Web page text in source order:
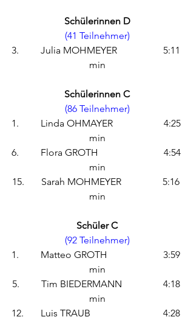
Schülerinnen D
(41 Teilnehmer)
3.         Julia MOHMEYER                   5:11
min
Schülerinnen C
(86 Teilnehmer)
1.         Linda OHMAYER                     4:25
min
6.         Flora GROTH                           4:54
min
15.       Sarah MOHMEYER                 5:16
min
Schüler C
(92 Teilnehmer)
1.         Matteo GROTH                       3:59
min
5.         Tim BIEDERMANN                 4:18
min
12.       Luis TRAUB                              4:28